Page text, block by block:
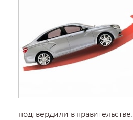
подтвердили в правительстве.